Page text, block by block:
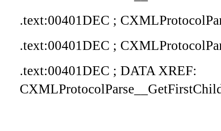
.text:00401DEC ;
.text:00401DEC ;
.text:00401DEC ; DATA XREF: